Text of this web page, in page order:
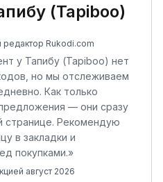
(Tapiboo)
редактор Rukodi.com
у Тапибу (Tapiboo) нет
но мы отслеживаем
Как только
— они сразу
странице. Рекомендую
в закладки и
покупками.»
август 2026